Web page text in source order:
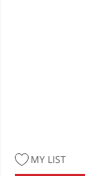
MY LIST